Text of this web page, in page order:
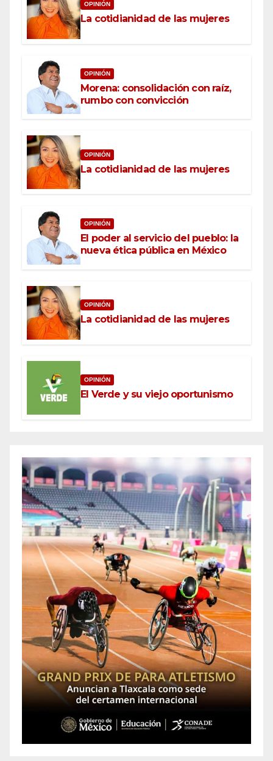
OPINIÓN
La cotidianidad de las mujeres
OPINIÓN
Morena: consolidación con raíz,
rumbo con convicción
OPINIÓN
La cotidianidad de las mujeres
OPINIÓN
El poder al servicio del pueblo: la
nueva ética pública en México
OPINIÓN
La cotidianidad de las mujeres
OPINIÓN
El Verde y su viejo oportunismo